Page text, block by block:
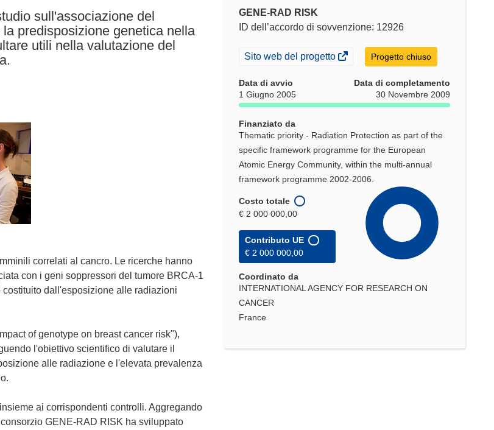
sull'associazione del
predisposizione genetica nella
utili nella valutazione del
correlati al cancro. Le ricerche hanno
con i geni soppressori del tumore BRCA-1
dall'esposizione alle radiazioni
of genotype on breast cancer risk"),
l'obiettivo scientifico di valutare il
alle radiazione e l'elevata prevalenza
ai corrispondenti controlli. Aggregando
GENE-RAD RISK ha sviluppato
GENE-RAD RISK
ID dell’accordo di sovvenzione: 12926
(si
una
nuova
finestra)
Sito web del progetto Progetto chiuso
Data di avvio
1 Giugno 2005
Data di completamento
30 Novembre 2009
Finanziato da
Thematic priority - Radiation Protection as part of the
specific framework programme for the European
Atomic Energy Community, within the multi-annual
framework programme 2002-2006.
Costo totale
€ 2 000 000,00
Contributo UE
€ 2 000 000,00
Coordinato da
INTERNATIONAL AGENCY FOR RESEARCH ON
CANCER
France